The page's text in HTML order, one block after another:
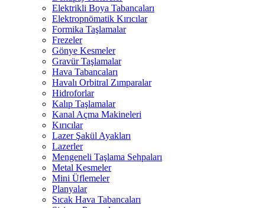
Elektrikli Boya Tabancaları
Elektropnömatik Kırıcılar
Formika Taşlamalar
Frezeler
Gönye Kesmeler
Gravür Taşlamalar
Hava Tabancaları
Havalı Orbitral Zımparalar
Hidroforlar
Kalıp Taşlamalar
Kanal Açma Makineleri
Kırıcılar
Lazer Şakül Ayakları
Lazerler
Mengeneli Taşlama Sehpaları
Metal Kesmeler
Mini Üflemeler
Planyalar
Sıcak Hava Tabancaları